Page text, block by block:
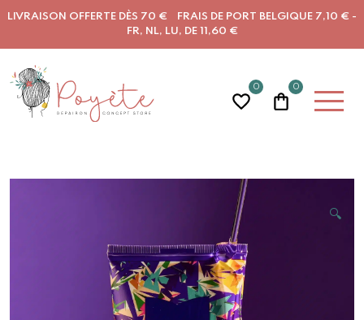
LIVRAISON OFFERTE DÈS 70 € FRAIS DE PORT BELGIQUE 7,10 € -
FR, NL, LU, DE 11,60 €
0 0
🔍